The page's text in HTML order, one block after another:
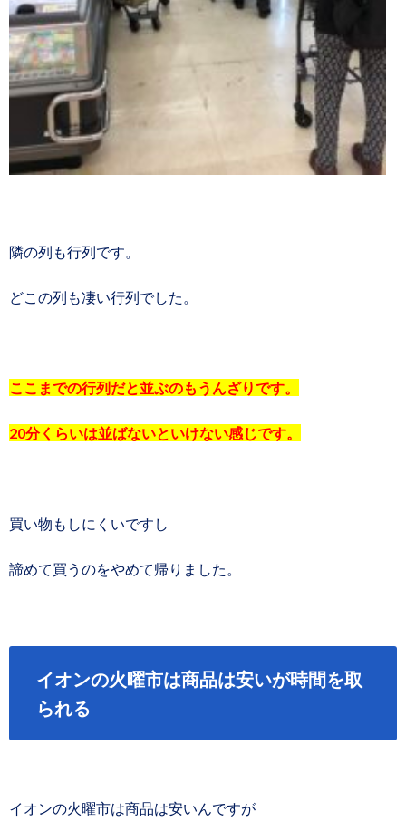
隣の列も行列です。
どこの列も凄い行列でした。
ここまでの行列だと並ぶのもうんざりです。
20分くらいは並ばないといけない感じです。
買い物もしにくいですし
諦めて買うのをやめて帰りました。
イオンの火曜市は商品は安いが時間を取
られる
イオンの火曜市は商品は安いんですが